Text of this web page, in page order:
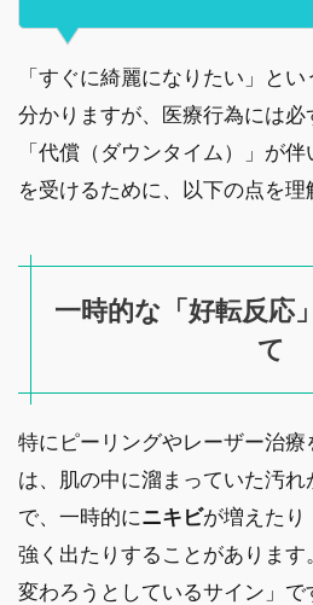
「すぐに綺麗になりたい」と
分かりますが、医療行為には
「代償（ダウンタイム）」が
を受けるために、以下の点を理
一時的な「好転反応
て
特にピーリングやレーザー治
は、肌の中に溜まっていた汚
で、一時的にニキビが増えたり
強く出たりすることがありま
変わろうとしているサイン」